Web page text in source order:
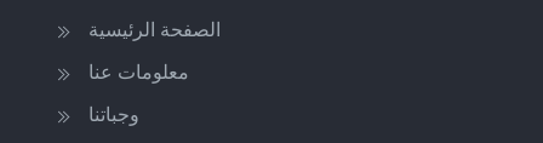
الصفحة الرئيسية
معلومات عنا